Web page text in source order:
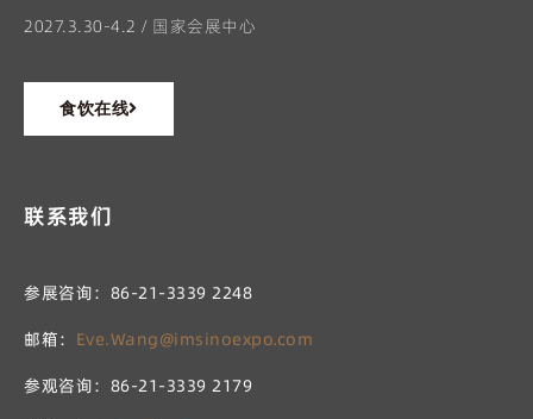
2027.3.30-4.2 / 国家会展中心
食饮在线
联系我们
参展咨询：86-21-3339 2248
邮箱： Eve.Wang@imsinoexpo.com
参观咨询：86-21-3339 2179